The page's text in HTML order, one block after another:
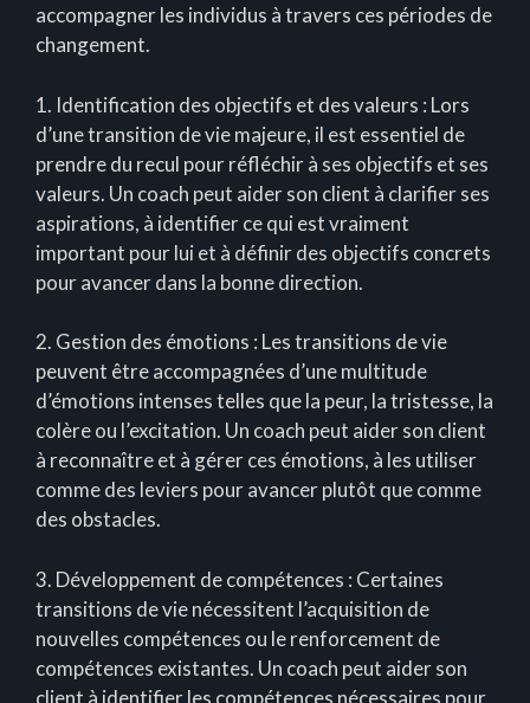
accompagner les individus à travers ces périodes de
changement.
1. Identification des objectifs et des valeurs : Lors
d’une transition de vie majeure, il est essentiel de
prendre du recul pour réfléchir à ses objectifs et ses
valeurs. Un coach peut aider son client à clarifier ses
aspirations, à identifier ce qui est vraiment
important pour lui et à définir des objectifs concrets
pour avancer dans la bonne direction.
2. Gestion des émotions : Les transitions de vie
peuvent être accompagnées d’une multitude
d’émotions intenses telles que la peur, la tristesse, la
colère ou l’excitation. Un coach peut aider son client
à reconnaître et à gérer ces émotions, à les utiliser
comme des leviers pour avancer plutôt que comme
des obstacles.
3. Développement de compétences : Certaines
transitions de vie nécessitent l’acquisition de
nouvelles compétences ou le renforcement de
compétences existantes. Un coach peut aider son
client à identifier les compétences nécessaires pour